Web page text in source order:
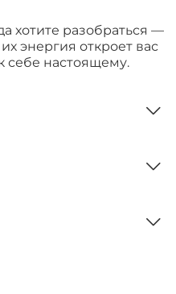
хотите разобраться —
энергия откроет вас
себе настоящему.